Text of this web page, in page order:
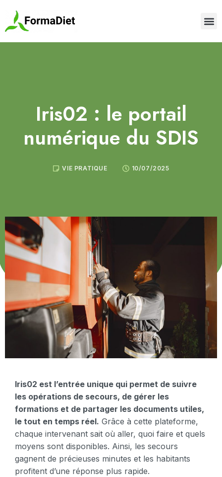
Iris02 : le portail
numérique du SDIS
VIE PRATIQUE 10/07/2025
Iris02 est l’entrée unique qui permet de suivre
les opérations de secours, de gérer les
formations et de partager les documents utiles,
le tout en temps réel. Grâce à cette plateforme,
chaque intervenant sait où aller, quoi faire et quels
moyens sont disponibles. Ainsi, les secours
gagnent de précieuses minutes et les habitants
profitent d’une réponse plus rapide.